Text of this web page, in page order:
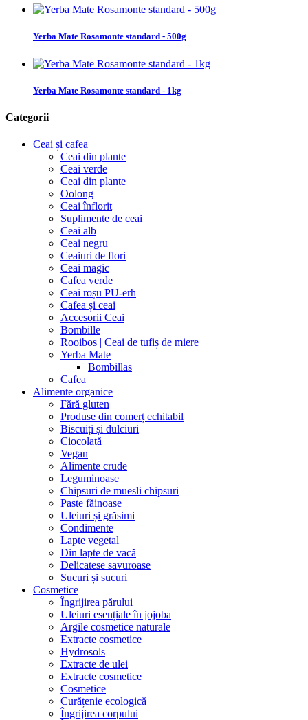
Yerba Mate Rosamonte standard - 500g
Yerba Mate Rosamonte standard - 1kg
Categorii
Ceai și cafea
Ceai din plante
Ceai verde
Ceai din plante
Oolong
Ceai înflorit
Suplimente de ceai
Ceai alb
Ceai negru
Ceaiuri de flori
Ceai magic
Cafea verde
Ceai roșu PU-erh
Cafea și ceai
Accesorii Ceai
Bombille
Rooibos | Ceai de tufiș de miere
Yerba Mate
Bombillas
Cafea
Alimente organice
Fără gluten
Produse din comerț echitabil
Biscuiți și dulciuri
Ciocolată
Vegan
Alimente crude
Leguminoase
Chipsuri de muesli chipsuri
Paste făinoase
Uleiuri și grăsimi
Condimente
Lapte vegetal
Din lapte de vacă
Delicatese savuroase
Sucuri și sucuri
Cosmetice
Îngrijirea părului
Uleiuri esențiale în jojoba
Argile cosmetice naturale
Extracte cosmetice
Hydrosols
Extracte de ulei
Extracte cosmetice
Cosmetice
Curățenie ecologică
Îngrijirea corpului